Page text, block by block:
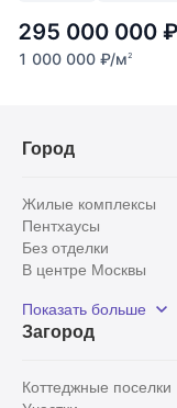
295 000 000 ₽
1 000 000 ₽/м2
Город
Жилые комплексы
Пентхаусы
Без отделки
В центре Москвы
Рядом с парком
С панорамными
Показать больше
Загород
Коттеджные поселки